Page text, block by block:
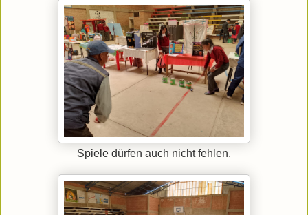
Spiele dürfen auch nicht fehlen.